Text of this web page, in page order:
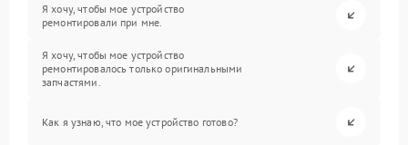
Я хочу, чтобы мое устройство
ремонтировали при мне.
Я хочу, чтобы мое устройство
ремонтировалось только оригинальными
запчастями.
Как я узнаю, что мое устройство готово?